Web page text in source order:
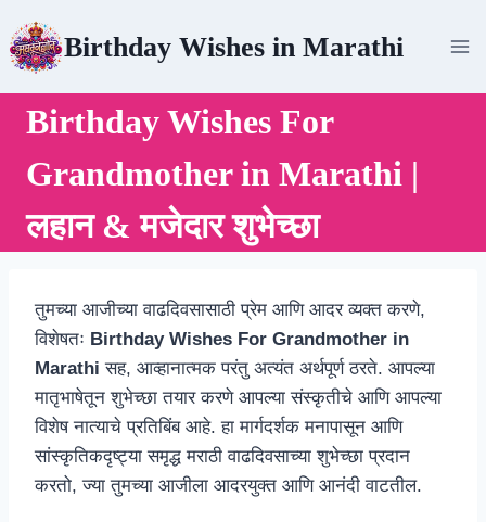
to
content
Birthday Wishes in Marathi
Birthday Wishes For
Grandmother in Marathi |
लहान & मजेदार शुभेच्छा
तुमच्या आजीच्या वाढदिवसासाठी प्रेम आणि आदर व्यक्त करणे,
विशेषतः Birthday Wishes For Grandmother in
Marathi सह, आव्हानात्मक परंतु अत्यंत अर्थपूर्ण ठरते. आपल्या
मातृभाषेतून शुभेच्छा तयार करणे आपल्या संस्कृतीचे आणि आपल्या
विशेष नात्याचे प्रतिबिंब आहे. हा मार्गदर्शक मनापासून आणि
सांस्कृतिकदृष्ट्या समृद्ध मराठी वाढदिवसाच्या शुभेच्छा प्रदान
करतो, ज्या तुमच्या आजीला आदरयुक्त आणि आनंदी वाटतील.